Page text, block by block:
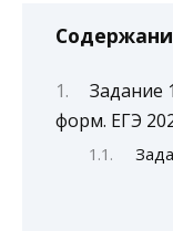
Задание
форм. ЕГЭ